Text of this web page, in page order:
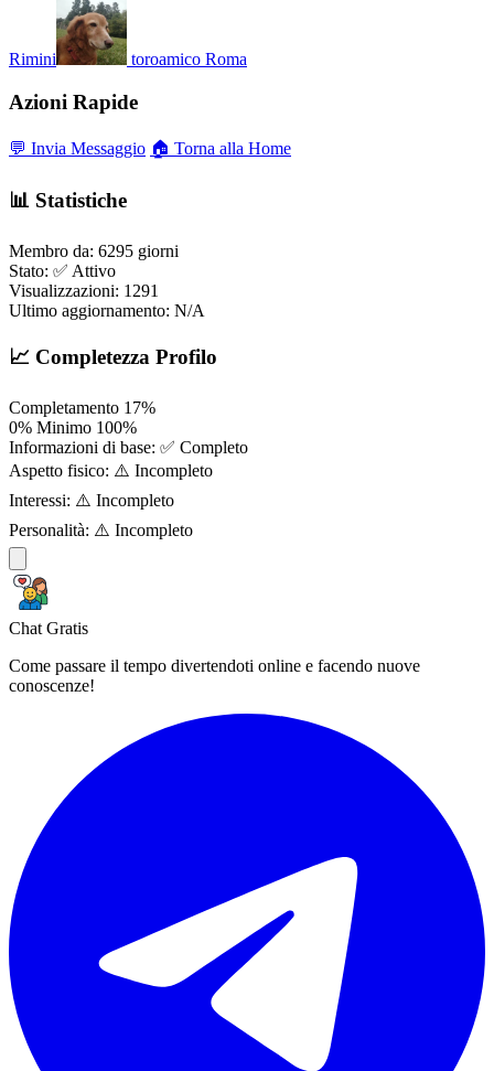
Rimini toroamico Roma
Azioni Rapide
💬 Invia Messaggio 🏠 Torna alla Home
📊 Statistiche
Membro da: 6295 giorni
Stato: ✅ Attivo
Visualizzazioni: 1291
Ultimo aggiornamento: N/A
📈 Completezza Profilo
Completamento 17%
0% Minimo 100%
Informazioni di base: ✅ Completo
Aspetto fisico: ⚠️ Incompleto
Interessi: ⚠️ Incompleto
Personalità: ⚠️ Incompleto
Chat Gratis
Come passare il tempo divertendoti online e facendo nuove
conoscenze!